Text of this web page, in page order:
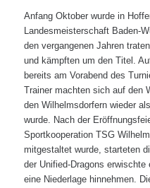
Anfang Oktober wurde in
Landesmeisterschaft Baden-
den vergangenen Jahren
und kämpften um den Titel.
bereits am Vorabend des
Trainer machten sich auf den
den Wilhelmsdorfern wieder
wurde. Nach der
Sportkooperation TSG
mitgestaltet wurde, starteten
der Unified-Dragons
eine Niederlage hinnehmen.